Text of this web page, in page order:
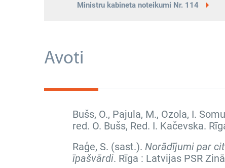
Ministru kabineta noteikumi Nr. 114
Avoti
Bušs, O., Pajula, M., Ozola, I.
red. O. Bušs, Red. I. Kačevska.
Raģe, S. (sast.). Norādījumi par
īpašvārdi. Rīga : Latvijas PSR